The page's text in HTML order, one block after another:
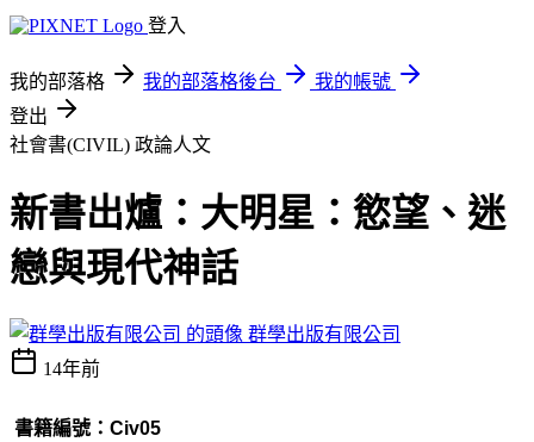
登入
我的部落格 我的部落格後台
我的帳號
登出
社會書(CIVIL) 政論人文
新書出爐：大明星：慾望、迷
戀與現代神話
群學出版有限公司
14年前
書籍編號：Civ05